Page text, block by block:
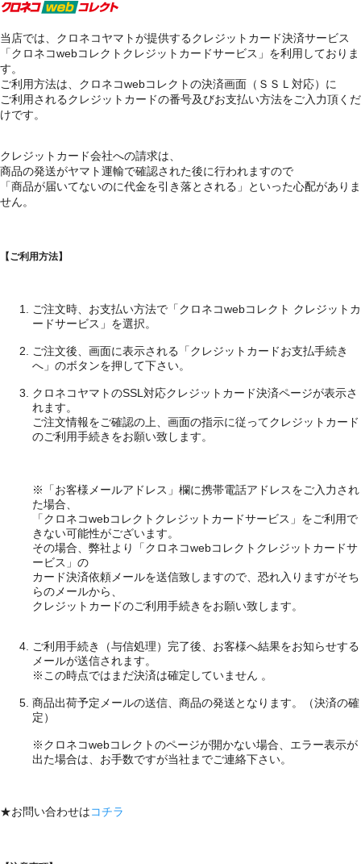
当店では、クロネコヤマトが提供するクレジットカード決済サービス
「クロネコwebコレクトクレジットカードサービス」を利用しておりま
す。
ご利用方法は、クロネコwebコレクトの決済画面（ＳＳＬ対応）に
ご利用されるクレジットカードの番号及びお支払い方法をご入力頂くだ
けです。
クレジットカード会社への請求は、
商品の発送がヤマト運輸で確認された後に行われますので
「商品が届いてないのに代金を引き落とされる」といった心配がありま
せん。
【ご利用方法】
ご注文時、お支払い方法で「クロネコwebコレクト クレジットカ
ードサービス」を選択。
ご注文後、画面に表示される「クレジットカードお支払手続き
へ」のボタンを押して下さい。
クロネコヤマトのSSL対応クレジットカード決済ページが表示さ
れます。
ご注文情報をご確認の上、画面の指示に従ってクレジットカード
のご利用手続きをお願い致します。
※「お客様メールアドレス」欄に携帯電話アドレスをご入力され
た場合、
「クロネコwebコレクトクレジットカードサービス」をご利用で
きない可能性がございます。
その場合、弊社より「クロネコwebコレクトクレジットカードサ
ービス」の
カード決済依頼メールを送信致しますので、恐れ入りますがそち
らのメールから、
クレジットカードのご利用手続きをお願い致します。
ご利用手続き（与信処理）完了後、お客様へ結果をお知らせする
メールが送信されます。
※この時点ではまだ決済は確定していません 。
商品出荷予定メールの送信、商品の発送となります。（決済の確
定）
※クロネコwebコレクトのページが開かない場合、エラー表示が
出た場合は、お手数ですが当社までご連絡下さい。
★お問い合わせはコチラ